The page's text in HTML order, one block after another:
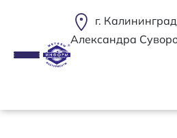
г.
Александра